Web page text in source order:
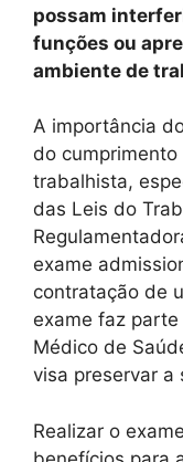
possam
funções ou
ambiente de
A importância
do
trabalhista,
das Leis do
exame
contratação de
exame faz
Médico de
visa preservar a
Realizar o